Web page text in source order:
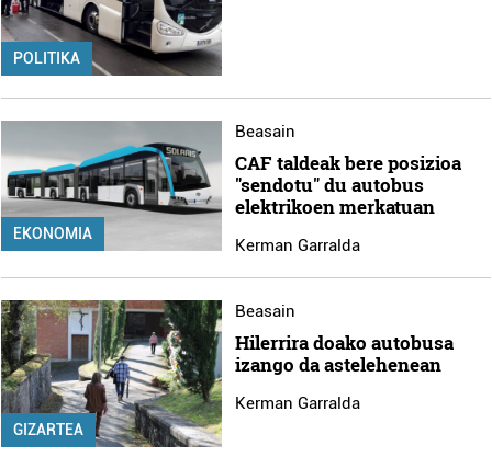
POLITIKA
EKONOMIA
Beasain
CAF taldeak bere posizioa
"sendotu" du autobus
elektrikoen merkatuan
Kerman Garralda
GIZARTEA
Beasain
Hilerrira doako autobusa
izango da astelehenean
Kerman Garralda